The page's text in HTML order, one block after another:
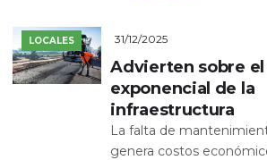
LOCALES 31/12/2025
Advierten sobre
exponencial de la
infraestructura
La falta de
genera costos